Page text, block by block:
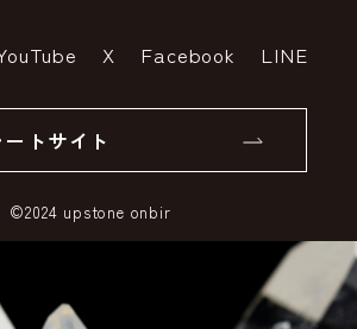
書とは
X Facebook LINE
トサイト
©2024 upstone onbir